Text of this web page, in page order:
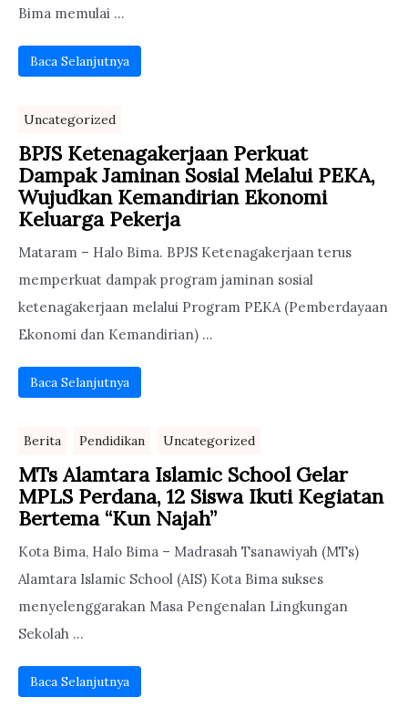
Bima memulai ...
Baca Selanjutnya
Uncategorized
BPJS Ketenagakerjaan Perkuat
Dampak Jaminan Sosial Melalui PEKA,
Wujudkan Kemandirian Ekonomi
Keluarga Pekerja
Mataram – Halo Bima. BPJS Ketenagakerjaan terus
memperkuat dampak program jaminan sosial
ketenagakerjaan melalui Program PEKA (Pemberdayaan
Ekonomi dan Kemandirian) ...
Baca Selanjutnya
Berita Pendidikan Uncategorized
MTs Alamtara Islamic School Gelar
MPLS Perdana, 12 Siswa Ikuti Kegiatan
Bertema “Kun Najah”
Kota Bima, Halo Bima – Madrasah Tsanawiyah (MTs)
Alamtara Islamic School (AIS) Kota Bima sukses
menyelenggarakan Masa Pengenalan Lingkungan
Sekolah ...
Baca Selanjutnya